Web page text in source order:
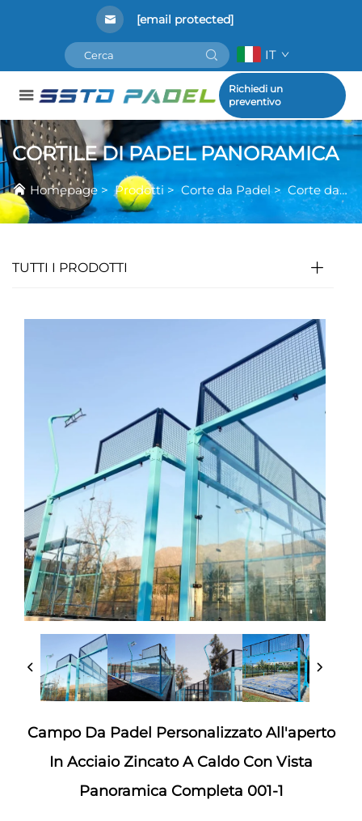
[email protected]
IT
Richiedi un
preventivo
CORTILE DI PADEL PANORAMICA
Homepage >Prodotti > Corte da Padel>Corte da Padel Panoramica
TUTTI I PRODOTTI
Campo Da Padel Personalizzato All'aperto
In Acciaio Zincato A Caldo Con Vista
Panoramica Completa 001-1